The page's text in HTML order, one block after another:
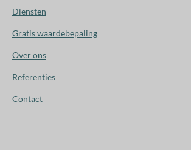
Diensten
Gratis waardebepaling
Over ons
Referenties
Contact